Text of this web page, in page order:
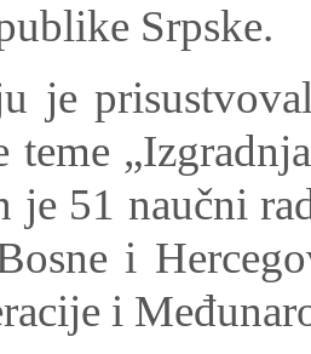
Srpske.
je
teme
je 51 naučni
i
i